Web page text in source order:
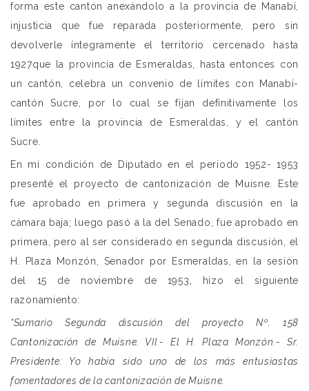
forma este cantón anexándolo a la provincia de Manabí,
injusticia que fue reparada posteriormente, pero sin
devolverle íntegramente el territorio cercenado hasta
1927que la provincia de Esmeraldas, hasta entonces con
un cantón, celebra un convenio de límites con Manabí-
cantón Sucre, por lo cual se fijan definitivamente los
límites entre la provincia de Esmeraldas, y el cantón
Sucre.
En mi condición de Diputado en el periodo 1952- 1953
presenté el proyecto de cantonización de Muisne. Este
fue aprobado en primera y segunda discusión en la
cámara baja; luego pasó a la del Senado, fue aprobado en
primera, pero al ser considerado en segunda discusión, el
H. Plaza Monzón, Senador por Esmeraldas, en la sesión
del 15 de noviembre de 1953, hizo el siguiente
razonamiento:
“Sumario Segunda discusión del proyecto Nº. 158
Cantonización de Muisne. VII.- El H. Plaza Monzón.- Sr.
Presidente: Yo había sido uno de los más entusiastas
fomentadores de la cantonización de Muisne.